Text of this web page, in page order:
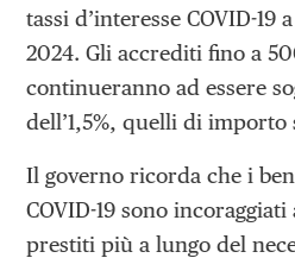
tassi d’interesse COVID-19
2024. Gli accrediti fino a
continueranno ad essere
dell’1,5%, quelli di importo
Il governo ricorda che i
COVID-19 sono
prestiti più a lungo del